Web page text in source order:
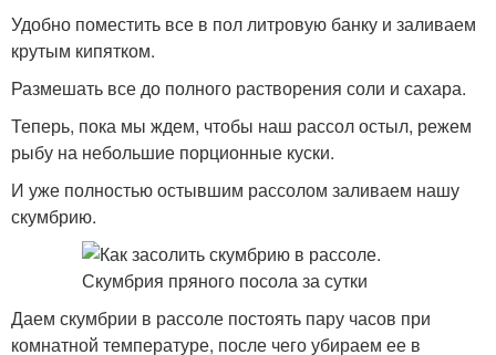
Удобно поместить все в пол литровую банку и заливаем
крутым кипятком.
Размешать все до полного растворения соли и сахара.
Теперь, пока мы ждем, чтобы наш рассол остыл, режем
рыбу на небольшие порционные куски.
И уже полностью остывшим рассолом заливаем нашу
скумбрию.
Даем скумбрии в рассоле постоять пару часов при
комнатной температуре, после чего убираем ее в